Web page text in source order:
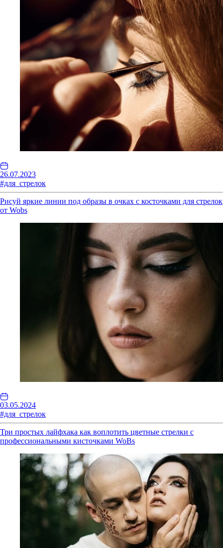
26.07.2023
#для_стрелок
Рисуй яркие линии под образы в очках с косточками для стрелок
от Wobs
03.05.2024
#для_стрелок
Три простых лайфхака как воплотить цветные стрелки с
профессиональными кисточками WoBs